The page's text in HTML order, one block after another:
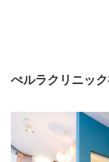
ぺルラクリニッ